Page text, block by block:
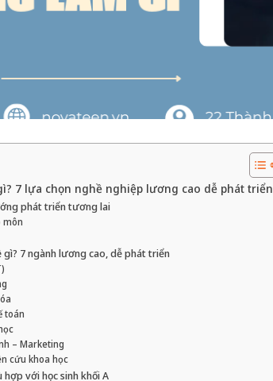
7 lựa chọn nghề nghiệp lương cao dễ phát triển
phát triển tương lai
môn
gì? 7 ngành lương cao, dễ phát triển
toán
– Marketing
cứu khoa học
hợp với học sinh khối A